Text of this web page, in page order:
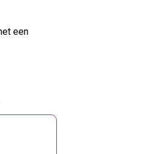
een